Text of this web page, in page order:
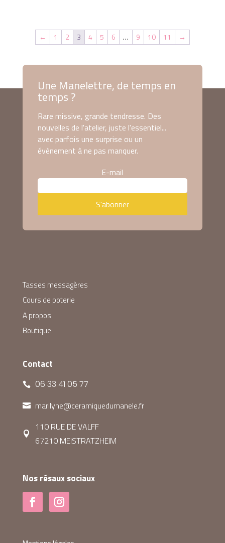
← 1 2 3 4 5 6 … 9 10 11 →
Une Manelettre, de temps en
temps ?
Rare missive, grande tendresse. Des
nouvelles de l'atelier, juste l'essentiel...
avec parfois une surprise ou un
évènement à ne pas manquer.
E-mail
Tasses messagères
Cours de poterie
A propos
Boutique
Contact
 06 33 41 05 77
 marilyne@ceramiquedumanele.fr

110 RUE DE VALFF
67210 MEISTRATZHEIM
Nos résaux sociaux